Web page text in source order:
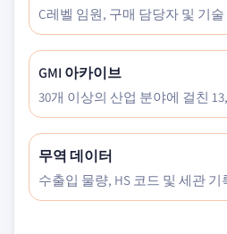
C레벨 임원, 구매 담당자 및 기
GMI 아카이브
30개 이상의 산업 분야에 걸친
무역 데이터
수출입 물량, HS 코드 및 세관 기